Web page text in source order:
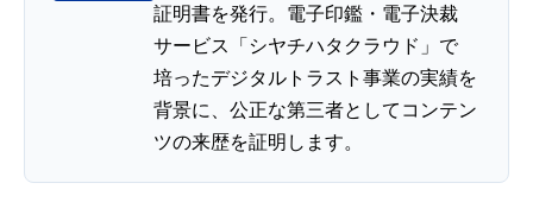
証明書を発行。電子印鑑・電子決裁
サービス「シヤチハタクラウド」で
培ったデジタルトラスト事業の実績を
背景に、公正な第三者としてコンテン
ツの来歴を証明します。